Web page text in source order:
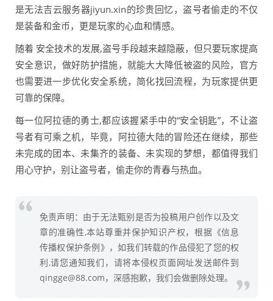
是无法吉云服务器jiyun.xin的珍贵回忆，盗号者偷走的不仅
是装备和金币，更是玩家的心血和情感。
随着 安全技术的发展,盗号手段越来越隐蔽，但只要玩家提高
安全意识，做好防护措施，就能大大降低被盗的风险，官方
也需要进一步优化安全系统，简化找回流程，为玩家提供更
可靠的保障。
每一位阿拉德的勇士,都应该握紧手中的“安全钥匙”，不让盗
号者有可乘之机，毕竟，阿拉德大陆的冒险还在继续，那些
未完成的团本、未集齐的装备、未实现的梦想，都值得我们
用心守护，别让盗号者，偷走你的青春与热血。
免责声明：由于无法甄别是否为投稿用户创作以及文
章的准确性,本站尊重并保护知识产权，根据《信息
传播权保护条例》，如我们转载的作品侵犯了您的权
利,请您通知我们，请将本侵权页面网址发送邮件到
qingge@88.com，深感抱歉，我们会做删除处理。